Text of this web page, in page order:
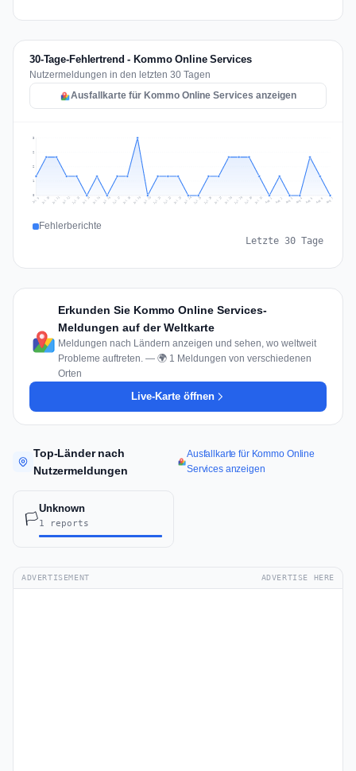
30-Tage-Fehlertrend - Kommo Online Services
Nutzermeldungen in den letzten 30 Tagen
Ausfallkarte für Kommo Online Services anzeigen
1
2
2
3
Jul 9 Jul 10 Jul 11 Jul 12 Jul 13 Jul 14 Jul 15 Jul 16 Jul 17 Jul 18 Jul 19 Jul 20 Jul 21 Jul 22 Jul 23 Jul 24 Jul 25 Jul 26 Jul 27 Jul 28 Jul 29 Jul 30 Jul 31 Aug 1 Aug 2 Aug 3 Aug 4 Aug 5 Aug 6 Aug 7
Fehlerberichte
Letzte 30 Tage
Erkunden Sie Kommo Online Services-
Meldungen auf der Weltkarte
Meldungen nach Ländern anzeigen und sehen, wo weltweit
Probleme auftreten. — 🌍 1 Meldungen von verschiedenen
Orten
Live-Karte öffnen
Top-Länder nach
Nutzermeldungen
Ausfallkarte für Kommo Online
Services anzeigen
🏳️
Unknown
1 reports
ADVERTISEMENT ADVERTISE HERE